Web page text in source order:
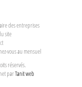
des entreprises
site
vous au mensuel
réservés.
parTanit web